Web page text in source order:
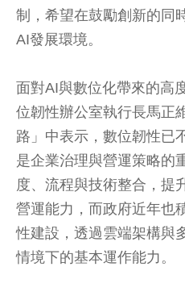
制，希望在鼓勵創新的同
AI發展環境。
面對AI與數位化帶來的高
位韌性辦公室執行長馬正
路」中表示，數位韌性已
是企業治理與營運策略的
度、流程與技術整合，提
營運能力，而政府近年也
性建設，透過雲端架構與
情境下的基本運作能力。